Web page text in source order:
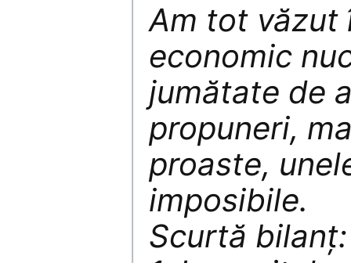
Am tot văzut
economic
jumătate de
propuneri,
proaste,
imposibile.
Scurtă bilanț: